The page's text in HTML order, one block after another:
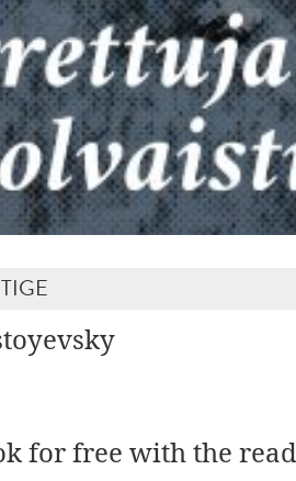
for free with the